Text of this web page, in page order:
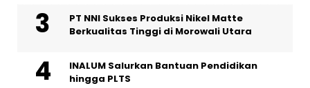
PT NNI Sukses Produksi Nikel Matte
Berkualitas Tinggi di Morowali Utara
INALUM Salurkan Bantuan Pendidikan
hingga PLTS